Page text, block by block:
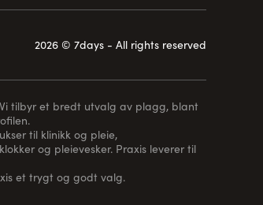
2026 © 7days - All rights reserved
tilbyr et bredt utvalg av plagg, blant
til klinikk og pleie,
og pleievesker. Praxis leverer til
et trygt og godt valg.